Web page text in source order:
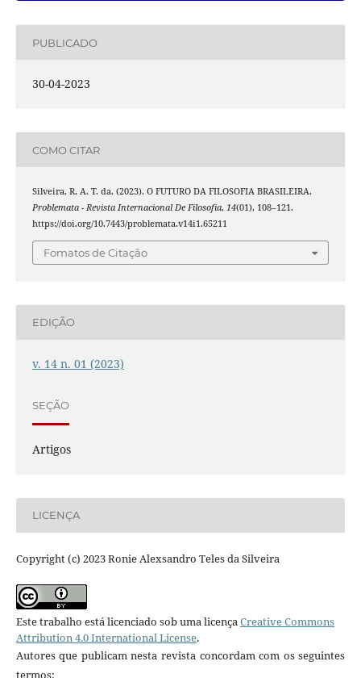
PUBLICADO
30-04-2023
COMO CITAR
Silveira, R. A. T. da. (2023). O FUTURO DA FILOSOFIA BRASILEIRA.
Problemata - Revista Internacional De Filosofia, 14(01), 108–121.
https://doi.org/10.7443/problemata.v14i1.65211
Fomatos de Citação
EDIÇÃO
v. 14 n. 01 (2023)
SEÇÃO
Artigos
LICENÇA
Copyright (c) 2023 Ronie Alexsandro Teles da Silveira
Este trabalho está licenciado sob uma licençaCreative Commons
Attribution 4.0 International License.
Autores que publicam nesta revista concordam com os seguintes
termos: